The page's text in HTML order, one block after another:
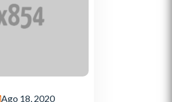
Ago 18, 2020